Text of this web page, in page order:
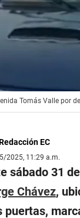
Tomás Valle por
EC
2025, 11:29 a.m.
sábado 31
Chávez,
puertas,